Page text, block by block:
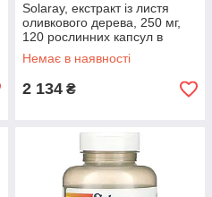
Solaray, екстракт із листя
оливкового дерева, 250 мг,
120 рослинних капсул в
Україні оригінал
Немає в наявності
2 134 ₴